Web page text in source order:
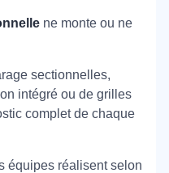
ne monte ou ne
sectionnelles,
intégré ou de grilles
complet de chaque
équipes réalisent selon